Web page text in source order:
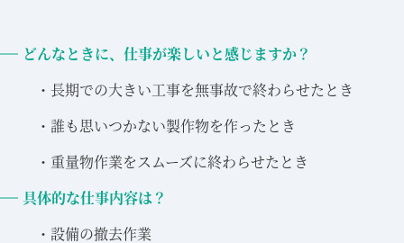
どんなときに、仕事が楽しいと感じますか？
・長期での大きい工事を無事故で終わらせたとき
・誰も思いつかない製作物を作ったとき
・重量物作業をスムーズに終わらせたとき
具体的な仕事内容は？
・設備の撤去作業